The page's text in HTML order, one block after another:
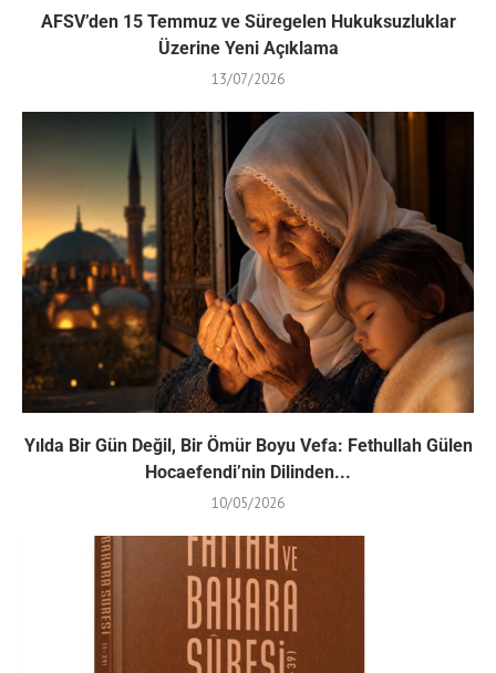
AFSV’den 15 Temmuz ve Süregelen Hukuksuzluklar
Üzerine Yeni Açıklama
13/07/2026
Yılda Bir Gün Değil, Bir Ömür Boyu Vefa: Fethullah Gülen
Hocaefendi’nin Dilinden...
10/05/2026